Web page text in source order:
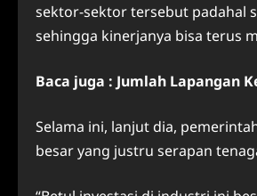
sektor-sektor tersebut padahal
sehingga kinerjanya bisa terus
Baca juga : Jumlah Lapangan
Selama ini, lanjut dia,
besar yang justru serapan